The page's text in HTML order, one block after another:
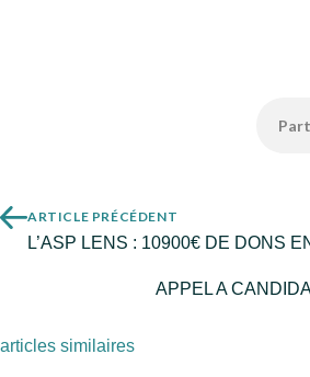
ARTICLE PRÉCÉDENT
L’ASP LENS : 10900€ DE DONS
APPEL A
articles similaires